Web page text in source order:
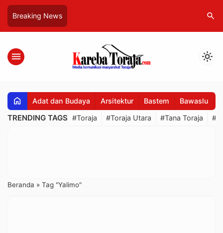
Breaking News search
menu light_mode
home Adat dan Budaya Arsitektur Bastem Bawaslu
TRENDING TAGS #Toraja #Toraja Utara #Tana Toraja
Beranda » Tag "Yalimo"